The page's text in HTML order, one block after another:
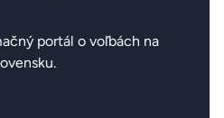
portál o voľbách na